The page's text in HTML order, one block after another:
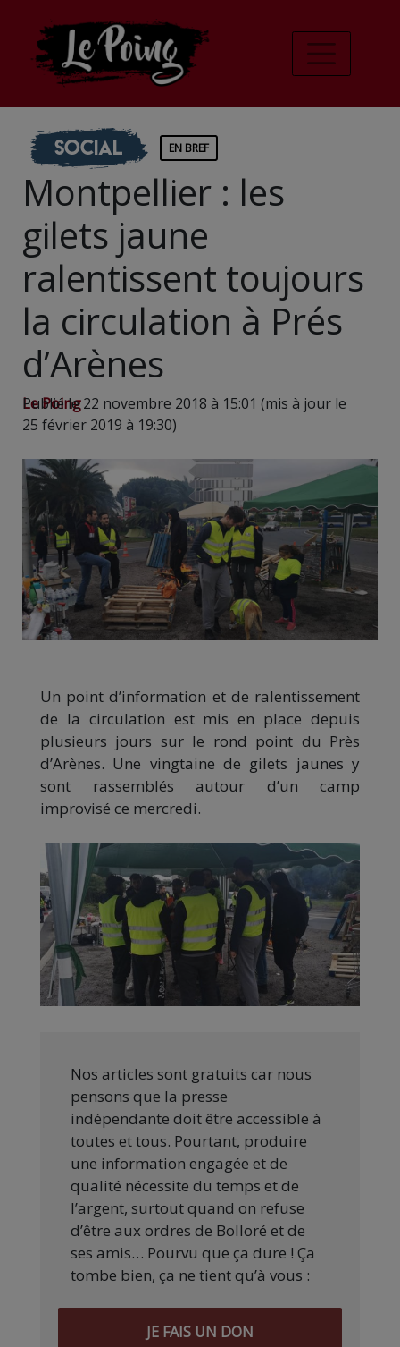
Social EN BREF
Montpellier : les
gilets jaune
ralentissent toujours
la circulation à Prés
d’Arènes
Le Poing
Publié le 22 novembre 2018 à 15:01 (mis à jour le
25 février 2019 à 19:30)
Un point d’information et de ralentissement
de la circulation est mis en place depuis
plusieurs jours sur le rond point du Près
d’Arènes. Une vingtaine de gilets jaunes y
sont rassemblés autour d’un camp
improvisé ce mercredi.
Nos articles sont gratuits car nous
pensons que la presse
indépendante doit être accessible à
toutes et tous. Pourtant, produire
une information engagée et de
qualité nécessite du temps et de
l’argent, surtout quand on refuse
d’être aux ordres de Bolloré et de
ses amis… Pourvu que ça dure ! Ça
tombe bien, ça ne tient qu’à vous :
JE FAIS UN DON